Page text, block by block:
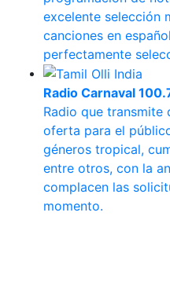
excelente selección
canciones en
perfectamente
Radio Carnaval
Radio que transmite
oferta para el
géneros tropical,
entre otros, con la
complacen las
momento.